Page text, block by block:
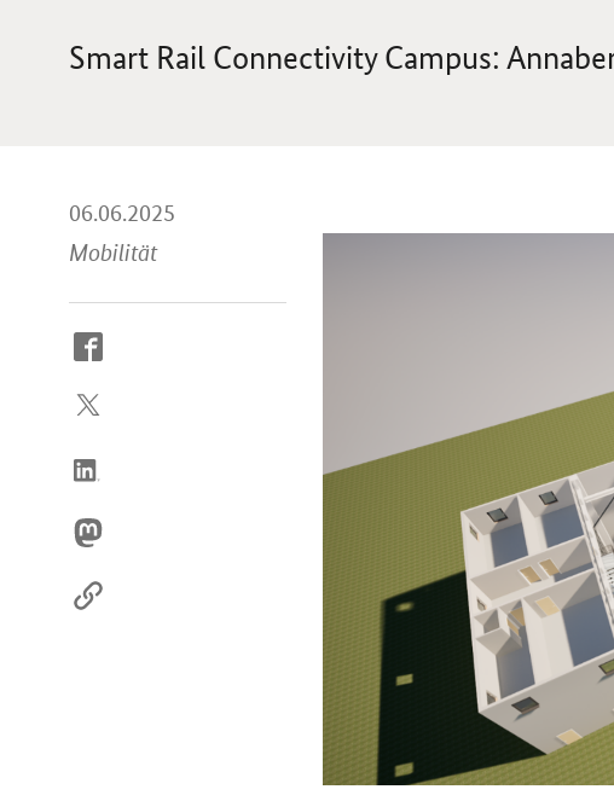
Smart Rail Connectivity Campus:
06.06.2025
Mobilität
So
Sie
Internet